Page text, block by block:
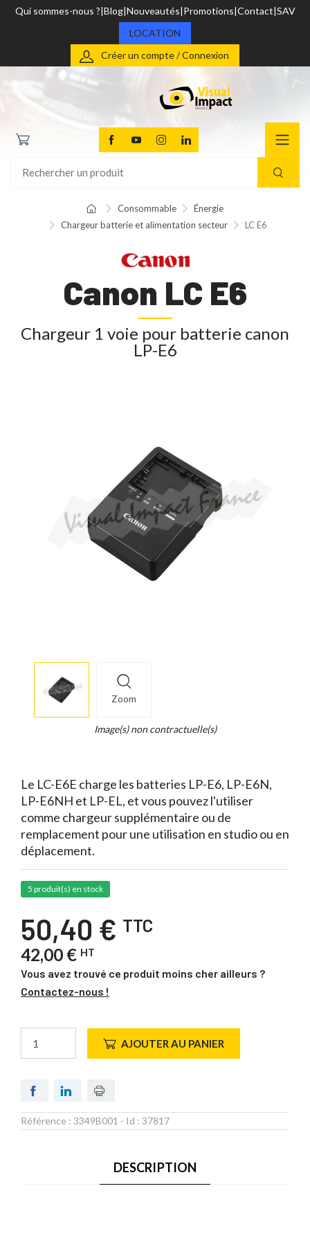
Qui sommes-nous ? Blog Nouveautés Promotions Contact SAV
LOCATION
Créer un compte / Connexion
Consommable
Énergie
Chargeur batterie et alimentation secteur
LC E6
Canon LC E6
Chargeur 1 voie pour batterie canon
LP-E6
Zoom
info
Image(s) non contractuelle(s)
Le LC-E6E charge les batteries LP-E6, LP-E6N,
LP-E6NH et LP-EL, et vous pouvez l'utiliser
comme chargeur supplémentaire ou de
remplacement pour une utilisation en studio ou en
déplacement.
5 produit(s) en stock
50,40 € TTC
42,00 € HT
Vous avez trouvé ce produit moins cher ailleurs ?
Contactez-nous !
AJOUTER AU PANIER
Référence : 3349B001 - Id : 37817
DESCRIPTION